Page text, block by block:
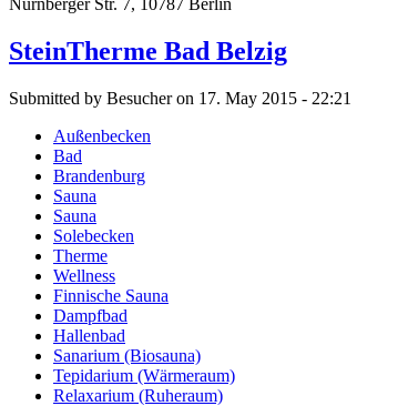
Nürnberger Str. 7, 10787 Berlin
SteinTherme Bad Belzig
Submitted by Besucher on 17. May 2015 - 22:21
Außenbecken
Bad
Brandenburg
Sauna
Sauna
Solebecken
Therme
Wellness
Finnische Sauna
Dampfbad
Hallenbad
Sanarium (Biosauna)
Tepidarium (Wärmeraum)
Relaxarium (Ruheraum)